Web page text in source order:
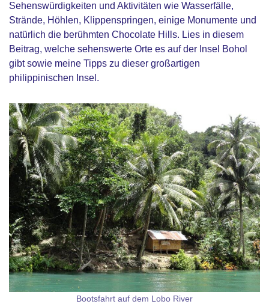
Sehenswürdigkeiten und Aktivitäten wie Wasserfälle,
Strände, Höhlen, Klippenspringen, einige Monumente und
natürlich die berühmten Chocolate Hills. Lies in diesem
Beitrag, welche sehenswerte Orte es auf der Insel Bohol
gibt sowie meine Tipps zu dieser großartigen
philippinischen Insel.
Bootsfahrt auf dem Lobo River